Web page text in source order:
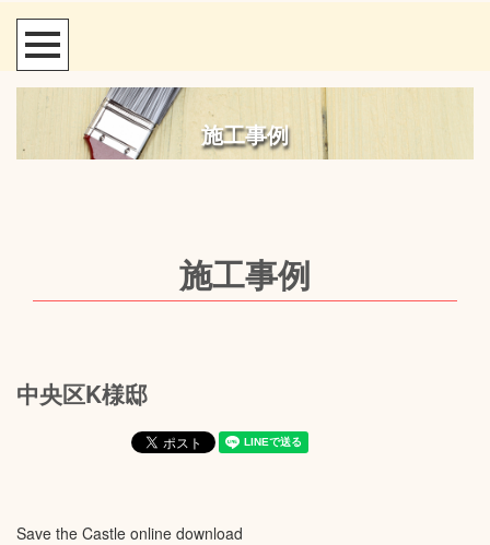
施工事例
施工事例
中央区K様邸
Save the Castle online download